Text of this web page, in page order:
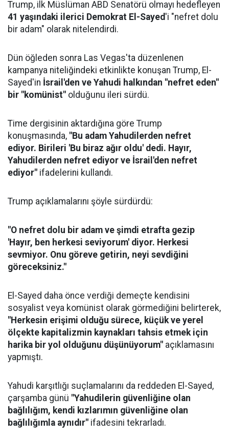
Trump, ilk Müslüman ABD Senatörü olmayı hedefleyen
41 yaşındaki ilerici Demokrat El-Sayed'i "nefret dolu
bir adam" olarak nitelendirdi.
Dün öğleden sonra Las Vegas'ta düzenlenen
kampanya niteliğindeki etkinlikte konuşan Trump, El-
Sayed'in İsrail'den ve Yahudi halkından "nefret eden"
bir "komünist" olduğunu ileri sürdü.
Time dergisinin aktardığına göre Trump
konuşmasında, "Bu adam Yahudilerden nefret
ediyor. Birileri 'Bu biraz ağır oldu' dedi. Hayır,
Yahudilerden nefret ediyor ve İsrail'den nefret
ediyor" ifadelerini kullandı.
Trump açıklamalarını şöyle sürdürdü:
"O nefret dolu bir adam ve şimdi etrafta gezip
'Hayır, ben herkesi seviyorum' diyor. Herkesi
sevmiyor. Onu göreve getirin, neyi sevdiğini
göreceksiniz."
El-Sayed daha önce verdiği demeçte kendisini
sosyalist veya komünist olarak görmediğini belirterek,
"Herkesin erişimi olduğu sürece, küçük ve yerel
ölçekte kapitalizmin kaynakları tahsis etmek için
harika bir yol olduğunu düşünüyorum" açıklamasını
yapmıştı.
Yahudi karşıtlığı suçlamalarını da reddeden El-Sayed,
çarşamba günü "Yahudilerin güvenliğine olan
bağlılığım, kendi kızlarımın güvenliğine olan
bağlılığımla aynıdır" ifadesini tekrarladı.